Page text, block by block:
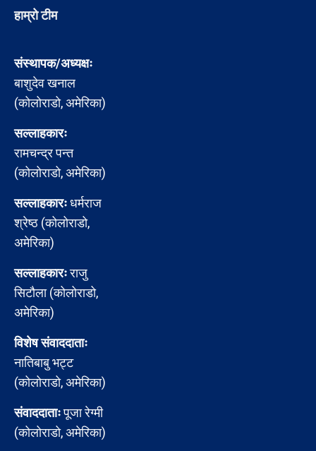
हाम्रो टीम
संस्थापक/अध्यक्षः
बाशुदेव खनाल
(कोलोराडो, अमेरिका)
सल्लाहकारः
रामचन्द्र पन्त
(कोलोराडो, अमेरिका)
सल्लाहकारःधर्मराज
श्रेष्ठ (कोलोराडो,
अमेरिका)
सल्लाहकारःराजु
सिटौला (कोलोराडो,
अमेरिका)
विशेष संवाददाताः
नातिबाबु भट्ट
(कोलोराडो, अमेरिका)
संवाददाताःपूजा रेग्मी
(कोलोराडो, अमेरिका)